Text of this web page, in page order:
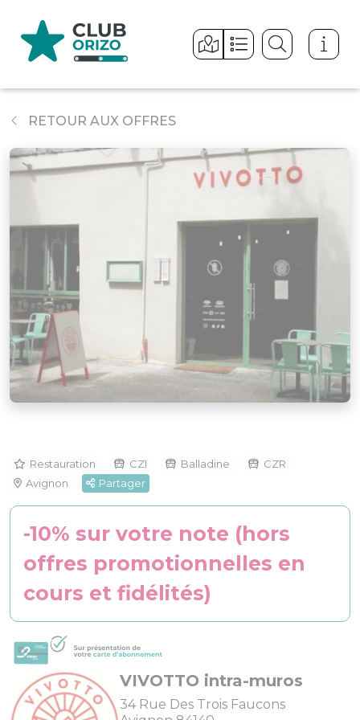
RETOUR AUX OFFRES
Restauration CZI Balladine
CZR
Avignon
Partager
-10% sur votre note (hors
offres promotionnelles en
cours et fidélités)
VIVOTTO intra-muros
34 Rue Des Trois Faucons